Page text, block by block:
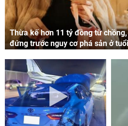
Thừa kế hơn 11 tỷ đồng từ
đứng trước nguy cơ phá sản ở